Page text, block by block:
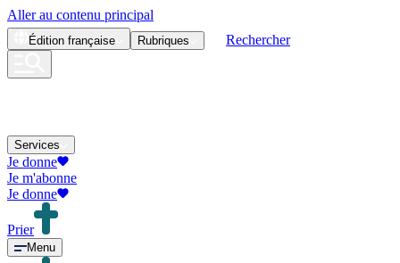
Aller au contenu principal
Édition française Rubriques Rechercher
Services
Je donne
Je m'abonne
Je donne
Prier
Menu